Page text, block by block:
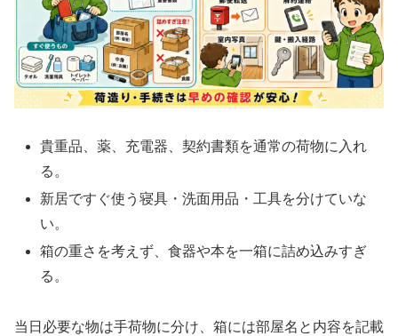
貴重品、薬、充電器、契約書類を通常の荷物に入れ
る。
新居ですぐ使う寝具・洗面用品・工具を分けていな
い。
箱の重さを考えず、食器や本を一箱に詰め込みすぎ
る。
当日必要な物は手荷物に分け、箱には部屋名と内容を記載